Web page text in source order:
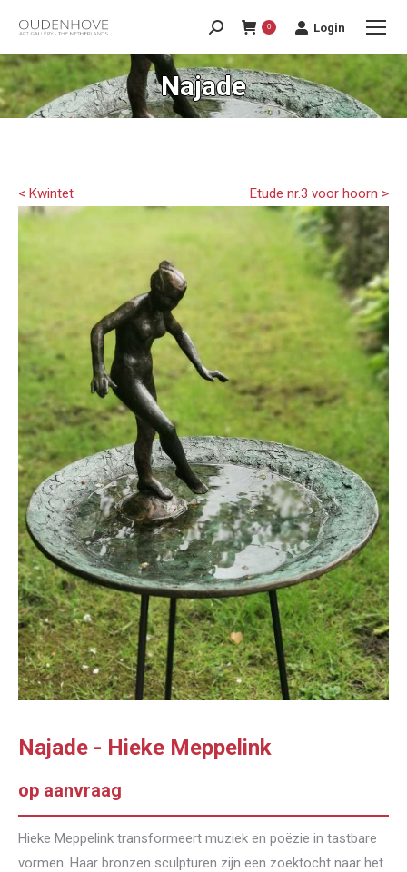
0 Login
Najade
Etude nr.3 voor hoorn >
< Kwintet
Najade - Hieke Meppelink
op aanvraag
Hieke Meppelink transformeert muziek en poëzie in tastbare
vormen. Haar bronzen sculpturen zijn een zoektocht naar het